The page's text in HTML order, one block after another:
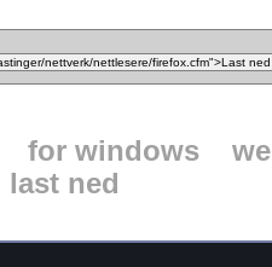
for windows
last ned